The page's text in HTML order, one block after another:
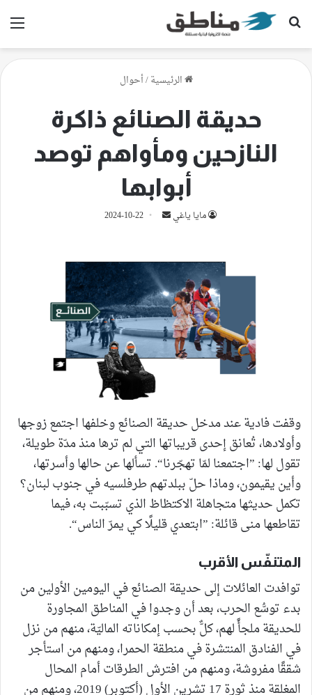
بحث عن
الرئيسية/أحوال
حديقة الصنائع ذاكرة
النازحين ومأواهم توصد
أبوابها
مايا ياغي
أرسل 2024-10-22
وقفت فادية عند مدخل حديقة الصنائع وخلفها اجتمع زوجها
وأولادها، تُعانق إحدى قريباتها التي لم ترها منذ مدّة طويلة،
تقول لها: ”اجتمعنا لمّا تهجّرنا“. تسألها عن حالها وأسرتها،
وأين يقيمون، وماذا حلّ ببلدتهم طرفلسيه في جنوب لبنان؟
تكمل حديثها متجاهلة الاكتظاظ الذي تسبّبت به، فيما
تقاطعها منى قائلة: ”ابتعدي قليلًا كي يمرّ الناس“.
المتنفّس الأقرب
توافدت العائلات إلى حديقة الصنائع في اليومين الأولين من
بدء توسُّع الحرب، بعد أن وجدوا في المناطق المجاورة
للحديقة ملجأً لهم، كلٌّ بحسب إمكاناته الماليّة، منهم من نزل
في الفنادق المنتشرة في منطقة الحمرا، ومنهم من استأجر
شققًا مفروشة، ومنهم من افترش الطرقات أمام المحال
المغلقة منذ ثورة 17 تشرين الأول (أكتوبر) 2019، ومنهم من